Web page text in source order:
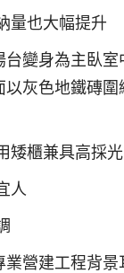
量也大幅提升
變身為主臥
灰色地鐵磚
矮櫃兼具高採
人
營建工程背